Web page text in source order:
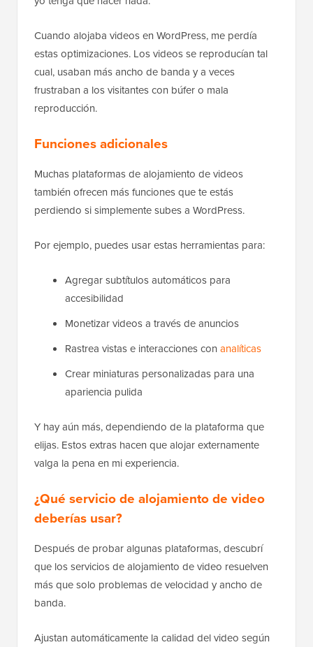
Cuando alojaba videos en WordPress, me perdía
estas optimizaciones. Los videos se reproducían tal
cual, usaban más ancho de banda y a veces
frustraban a los visitantes con búfer o mala
reproducción.
Funciones adicionales
Muchas plataformas de alojamiento de videos
también ofrecen más funciones que te estás
perdiendo si simplemente subes a WordPress.
Por ejemplo, puedes usar estas herramientas para:
Agregar subtítulos automáticos para
accesibilidad
Monetizar videos a través de anuncios
Rastrea vistas e interacciones con analíticas
Crear miniaturas personalizadas para una
apariencia pulida
Y hay aún más, dependiendo de la plataforma que
elijas. Estos extras hacen que alojar externamente
valga la pena en mi experiencia.
¿Qué servicio de alojamiento de video
deberías usar?
Después de probar algunas plataformas, descubrí
que los servicios de alojamiento de video resuelven
más que solo problemas de velocidad y ancho de
banda.
Ajustan automáticamente la calidad del video según